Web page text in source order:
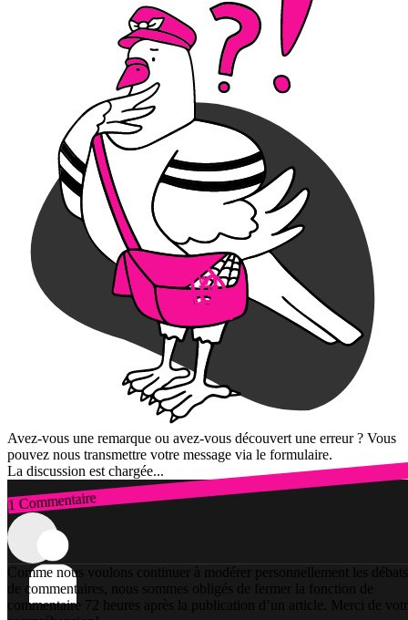
Avez-vous une remarque ou avez-vous découvert une erreur ? Vous
pouvez nous transmettre votre message via le formulaire.
La discussion est chargée...
1 Commentaire
Connexion
Comme nous voulons continuer à modérer personnellement les débats
de commentaires, nous sommes obligés de fermer la fonction de
commentaire 72 heures après la publication d’un article. Merci de